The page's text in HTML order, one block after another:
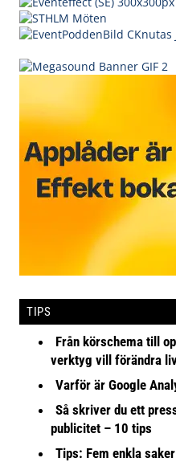
TIPS
Från körschema till
verktyg vill förändra
Varför är Google
Så skriver du ett
publicitet – 10 tips
Tips: Fem enkla